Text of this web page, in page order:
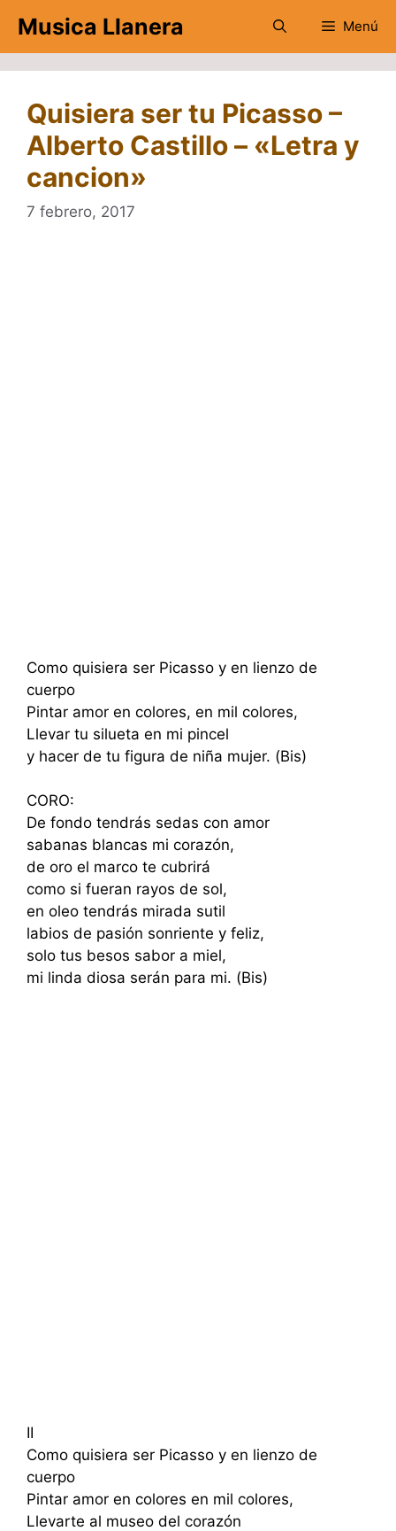
contenido
Musica Llanera Menú
Quisiera ser tu Picasso –
Alberto Castillo – «Letra y
cancion»
7 febrero, 2017
Como quisiera ser Picasso y en lienzo de
cuerpo
Pintar amor en colores, en mil colores,
Llevar tu silueta en mi pincel
y hacer de tu figura de niña mujer. (Bis)
CORO:
De fondo tendrás sedas con amor
sabanas blancas mi corazón,
de oro el marco te cubrirá
como si fueran rayos de sol,
en oleo tendrás mirada sutil
labios de pasión sonriente y feliz,
solo tus besos sabor a miel,
mi linda diosa serán para mi. (Bis)
II
Como quisiera ser Picasso y en lienzo de
cuerpo
Pintar amor en colores en mil colores,
Llevarte al museo del corazón